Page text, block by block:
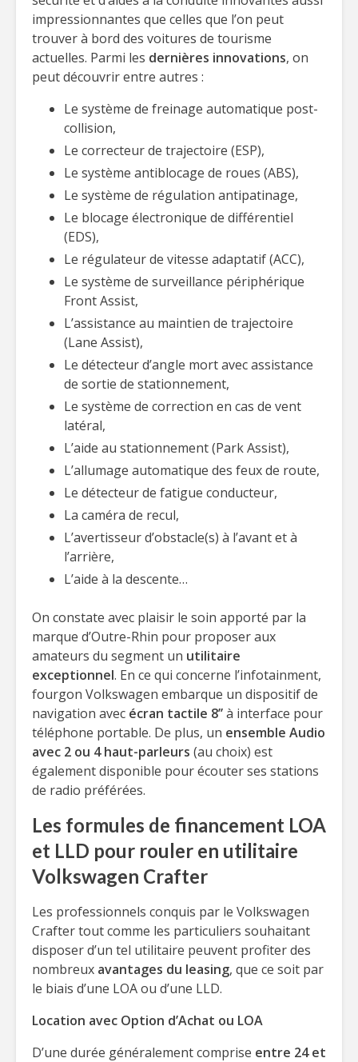
impressionnantes que celles que l’on peut
trouver à bord des voitures de tourisme
actuelles. Parmi les dernières innovations, on
peut découvrir entre autres :
Le système de freinage automatique post-
collision,
Le correcteur de trajectoire (ESP),
Le système antiblocage de roues (ABS),
Le système de régulation antipatinage,
Le blocage électronique de différentiel
(EDS),
Le régulateur de vitesse adaptatif (ACC),
Le système de surveillance périphérique
Front Assist,
L’assistance au maintien de trajectoire
(Lane Assist),
Le détecteur d’angle mort avec assistance
de sortie de stationnement,
Le système de correction en cas de vent
latéral,
L’aide au stationnement (Park Assist),
L’allumage automatique des feux de route,
Le détecteur de fatigue conducteur,
La caméra de recul,
L’avertisseur d’obstacle(s) à l’avant et à
l’arrière,
L’aide à la descente…
On constate avec plaisir le soin apporté par la
marque d’Outre-Rhin pour proposer aux
amateurs du segment un utilitaire
exceptionnel. En ce qui concerne l’infotainment,
fourgon Volkswagen embarque un dispositif de
navigation avec écran tactile 8’’à interface pour
téléphone portable. De plus, un ensemble Audio
avec 2 ou 4 haut-parleurs (au choix) est
également disponible pour écouter ses stations
de radio préférées.
Les formules de financement LOA
et LLD pour rouler en utilitaire
Volkswagen Crafter
Les professionnels conquis par le Volkswagen
Crafter tout comme les particuliers souhaitant
disposer d’un tel utilitaire peuvent profiter des
nombreux avantages du leasing, que ce soit par
le biais d’une LOA ou d’une LLD.
Location avec Option d’Achat ou LOA
D’une durée généralement comprise entre 24 et